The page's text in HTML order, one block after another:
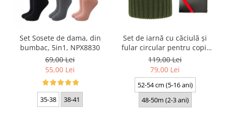
Set Sosete de dama, din
bumbac, 5in1, NPX8830
69,00 Lei
55,00 Lei
35-38 38-41
Set de iarnă cu căciulă și
fular circular pentru copii
Livido 5465.09.K30 kaki
produs in Polonia
119,00 Lei
79,00 Lei
52-54 cm (5-16 ani)
48-50m (2-3 ani)